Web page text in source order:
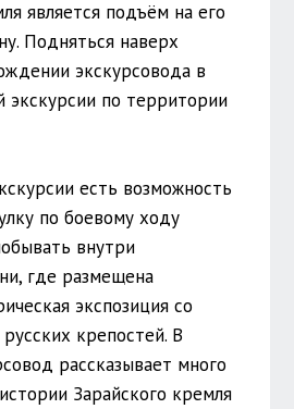
является подъём на его
Подняться наверх
экскурсовода в
экскурсии по территории
есть возможность
по боевому ходу
внутри
где размещена
экспозиция со
крепостей. В
рассказывает много
Зарайского кремля